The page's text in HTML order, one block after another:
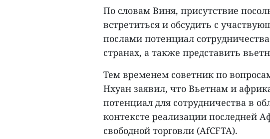
По словам Виня, присутствие
встретиться и обсудить с
послами потенциал
странах, а также представить
Тем временем советник по
Нхуан заявил, что Вьетнам и
потенциал для сотрудничества в
контексте реализации последней
свободной торговли (AfCFTA).